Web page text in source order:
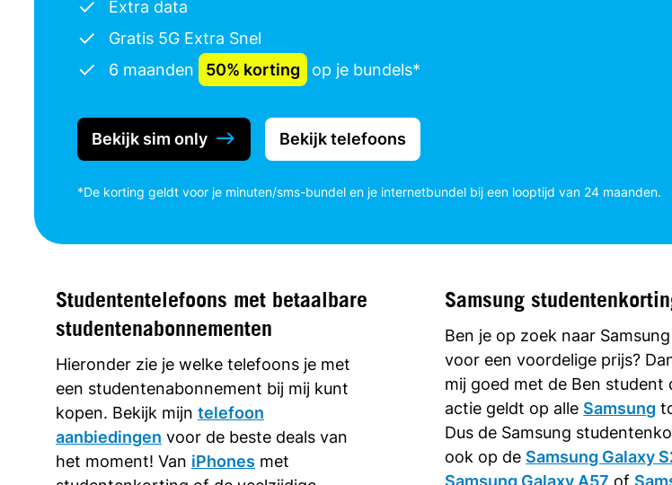
Extra data
Gratis 5G Extra Snel
6 maanden
50% korting op je bundels*
Bekijk sim only Bekijk telefoons
*De korting geldt voor je minuten/sms-bundel en je internetbundel bij een looptijd van 24 maanden.
Studententelefoons met betaalbare
studentenabonnementen
Hieronder zie je welke telefoons je met
een studentenabonnement bij mij kunt
kopen. Bekijk mijn telefoon
aanbiedingen voor de beste deals van
het moment! Van iPhones met
Samsung
Ben je op zoek naar
voor een voordelige prijs?
mij goed met de Ben student
actie geldt op alleSamsung
Dus de Samsung
ook op deSamsung Galaxy
Samsung Galaxy A57 of